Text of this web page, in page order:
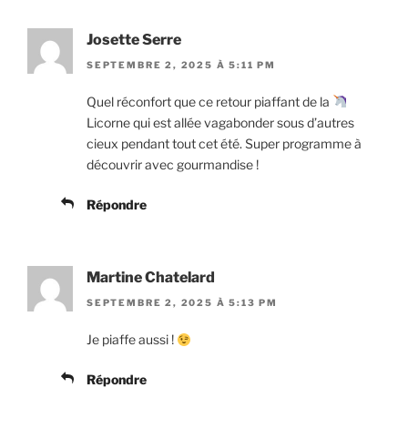
Josette Serre
SEPTEMBRE 2, 2025 À 5:11 PM
Quel réconfort que ce retour piaffant de la
Licorne qui est allée vagabonder sous d’autres
cieux pendant tout cet été. Super programme à
découvrir avec gourmandise !
Répondre
Martine Chatelard
SEPTEMBRE 2, 2025 À 5:13 PM
Je piaffe aussi !
Répondre